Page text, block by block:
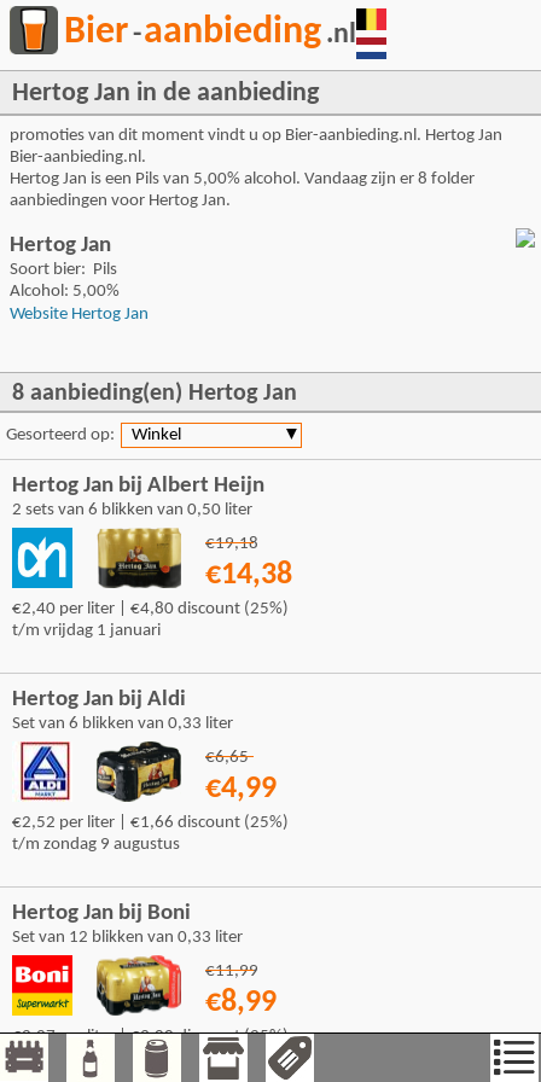
Bier-aanbieding .nl
Hertog Jan in de aanbieding
promoties van dit moment vindt u op Bier-aanbieding.nl. Hertog Jan
Bier-aanbieding.nl.
Hertog Jan is een Pils van 5,00% alcohol. Vandaag zijn er 8 folder
aanbiedingen voor Hertog Jan.
Hertog Jan
Soort bier: Pils
Alcohol: 5,00%
Website Hertog Jan
8 aanbieding(en) Hertog Jan
Gesorteerd op: Winkel ▼
Hertog Jan bij Albert Heijn
2 sets van 6 blikken van 0,50 liter
€19,18
€14,38
€2,40 per liter | €4,80 discount (25%)
t/m vrijdag 1 januari
Hertog Jan bij Aldi
Set van 6 blikken van 0,33 liter
€6,65
€4,99
€2,52 per liter | €1,66 discount (25%)
t/m zondag 9 augustus
Hertog Jan bij Boni
Set van 12 blikken van 0,33 liter
€11,99
€8,99
€2,27 per liter | €3,00 discount (25%)
t/m zondag 9 augustus